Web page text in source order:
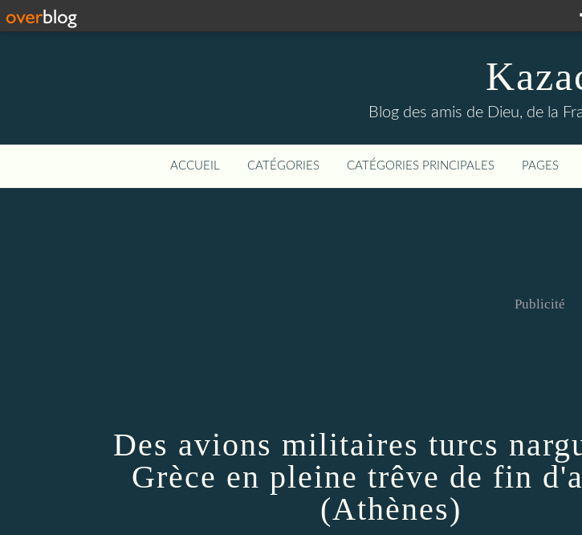
Blog des amis de Dieu, de la
ACCUEIL CATÉGORIES CATÉGORIES PRINCIPALES PAGES
Publicité
Des avions militaires turcs
Grèce en pleine trêve de fin
(Athènes)